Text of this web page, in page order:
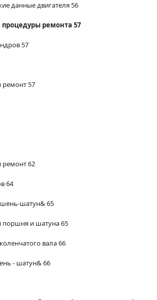
данные двигателя 56
ремонта 57
57
ремонт 57
ремонт 62
64
шатун& 65
поршня и шатуна 65
вала 66
- шатун& 66